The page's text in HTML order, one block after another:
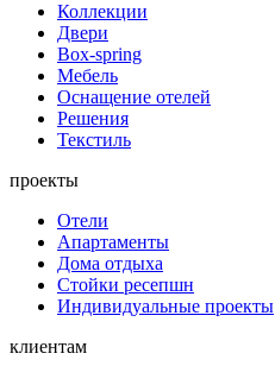
Коллекции
Двери
Box-spring
Мебель
Оснащение отелей
Решения
Текстиль
проекты
Отели
Апартаменты
Дома отдыха
Стойки ресепшн
Индивидуальные проекты
клиентам